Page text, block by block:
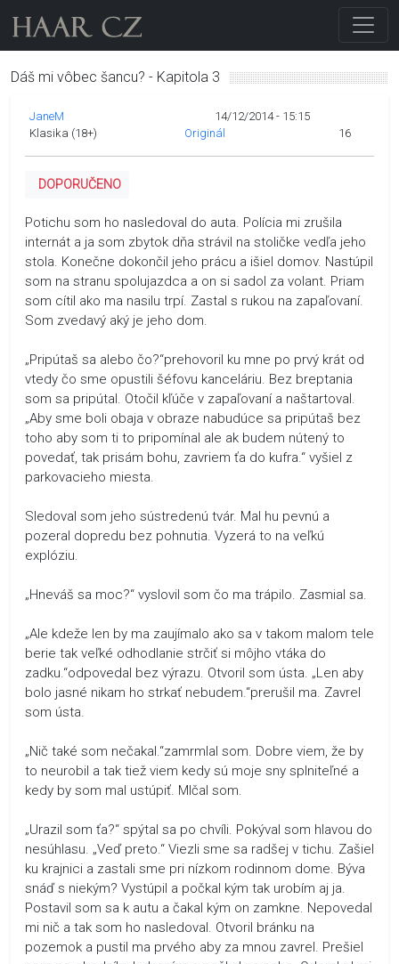
Dáš mi vôbec šancu? - Kapitola 3
JaneM
14/12/2014 - 15:15
Klasika (18+)
Originál 16
DOPORUČENO
Potichu som ho nasledoval do auta. Polícia mi zrušila
internát a ja som zbytok dňa strávil na stoličke vedľa jeho
stola. Konečne dokončil jeho prácu a išiel domov. Nastúpil
som na stranu spolujazdca a on si sadol za volant. Priam
som cítil ako ma nasilu trpí. Zastal s rukou na zapaľovaní.
Som zvedavý aký je jeho dom.
„Pripútaš sa alebo čo?“prehovoril ku mne po prvý krát od
vtedy čo sme opustili šéfovu kanceláriu. Bez breptania
som sa pripútal. Otočil kľúče v zapaľovaní a naštartoval.
„Aby sme boli obaja v obraze nabudúce sa pripútaš bez
toho aby som ti to pripomínal ale ak budem nútený to
povedať, tak prisám bohu, zavriem ťa do kufra.“ vyšiel z
parkovacieho miesta.
Sledoval som jeho sústredenú tvár. Mal hu pevnú a
pozeral dopredu bez pohnutia. Vyzerá to na veľkú
explóziu.
„Hneváš sa moc?“ vyslovil som čo ma trápilo. Zasmial sa.
„Ale kdeže len by ma zaujímalo ako sa v takom malom tele
berie tak veľké odhodlanie strčiť si môjho vtáka do
zadku.“odpovedal bez výrazu. Otvoril som ústa. „Len aby
bolo jasné nikam ho strkať nebudem.“prerušil ma. Zavrel
som ústa.
„Nič také som nečakal.“zamrmlal som. Dobre viem, že by
to neurobil a tak tiež viem kedy sú moje sny splniteľné a
kedy by som mal ustúpiť. Mlčal som.
„Urazil som ťa?“ spýtal sa po chvíli. Pokýval som hlavou do
nesúhlasu. „Veď preto.“ Viezli sme sa radšej v tichu. Zašiel
ku krajnici a zastali sme pri nízkom rodinnom dome. Býva
snáď s niekým? Vystúpil a počkal kým tak urobím aj ja.
Postavil som sa k autu a čakal kým on zamkne. Nepovedal
mi nič a tak som ho nasledoval. Otvoril bránku na
pozemok a pustil ma prvého aby za mnou zavrel. Prešiel